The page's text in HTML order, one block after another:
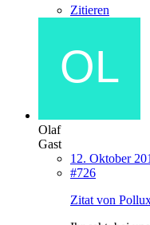
Zitieren
Olaf
Gast
12. Oktober
#726
Zitat von